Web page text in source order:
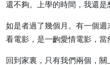
還不夠。上學的時間，我還是
如是者過了幾個月。有一個
看電影，是一齣愛情電影，當
回到家裏，只有我們兩個，